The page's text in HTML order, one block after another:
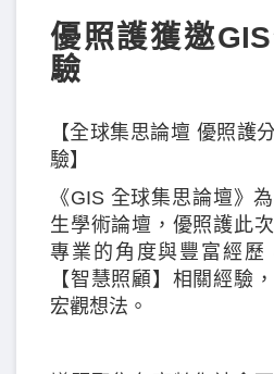
優照護獲邀
驗
【全球集思論壇 優照護
驗】
《GIS 全球集思論壇》
生學術論壇，優照護此
專業的角度與豐富經歷
【智慧照顧】相關經驗
宏觀想法。